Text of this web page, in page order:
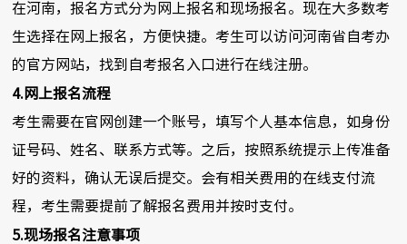
在河南，报名方式分为网上报名和现场报名。现在大多数考
生选择在网上报名，方便快捷。考生可以访问河南省自考办
的官方网站，找到自考报名入口进行在线注册。
4.网上报名流程
考生需要在官网创建一个账号，填写个人基本信息，如身份
证号码、姓名、联系方式等。之后，按照系统提示上传准备
好的资料，确认无误后提交。会有相关费用的在线支付流
程，考生需要提前了解报名费用并按时支付。
5.现场报名注意事项